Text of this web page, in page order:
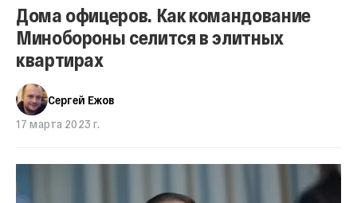
Дома офицеров. Как командование
Минобороны селится в элитных
квартирах
Сергей Ежов
17 марта 2023 г.